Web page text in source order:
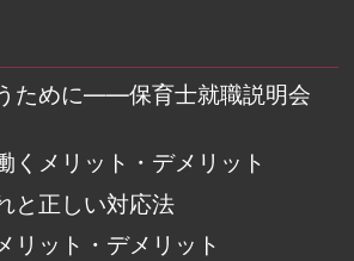
ために――保育士就職説明会
くメリット・デメリット
と正しい対応法
リット・デメリット